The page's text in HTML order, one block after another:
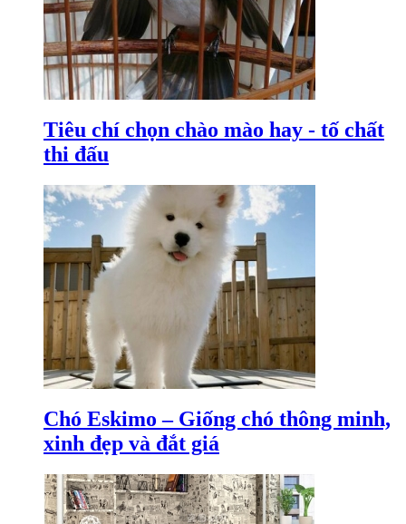
Tiêu chí chọn chào mào hay - tố chất
thi đấu
Chó Eskimo – Giống chó thông minh,
xinh đẹp và đắt giá